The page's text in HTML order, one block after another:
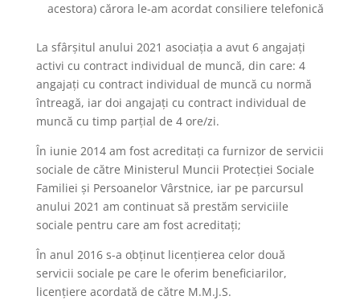
acestora) cărora le-am acordat consiliere telefonică
La sfârşitul anului 2021 asociaţia a avut 6 angajaţi
activi cu contract individual de muncă, din care: 4
angajaţi cu contract individual de muncă cu normă
întreagă, iar doi angajaţi cu contract individual de
muncă cu timp parţial de 4 ore/zi.
În iunie 2014 am fost acreditaţi ca furnizor de servicii
sociale de către Ministerul Muncii Protecţiei Sociale
Familiei şi Persoanelor Vârstnice, iar pe parcursul
anului 2021 am continuat să prestăm serviciile
sociale pentru care am fost acreditaţi;
În anul 2016 s-a obţinut licenţierea celor două
servicii sociale pe care le oferim beneficiarilor,
licenţiere acordată de către M.M.J.S.